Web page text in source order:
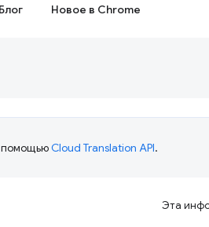
Блог Новое в Chrome
помощьюCloud Translation API.
Эта